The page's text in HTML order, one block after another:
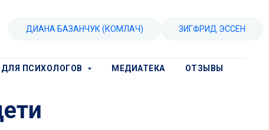
ДИАНА БАЗАНЧУК (КОМЛАЧ) ЗИГФРИД ЭССЕН
ДЛЯ ПСИХОЛОГОВ МЕДИАТЕКА
ОТЗЫВЫ